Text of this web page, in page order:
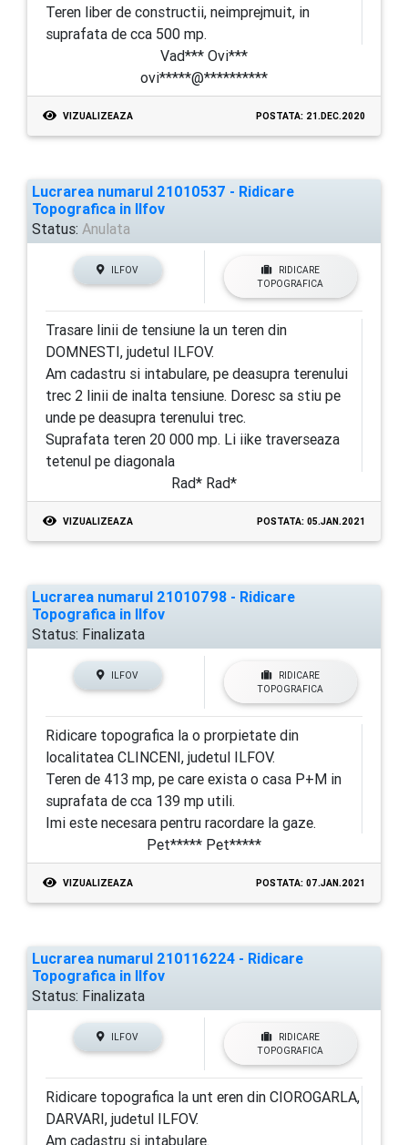
Teren liber de constructii, neimprejmuit, in
suprafata de cca 500 mp.
Vad*** Ovi***
ovi*****@**********
VIZUALIZEAZA POSTATA: 21.DEC.2020
Lucrarea numarul 21010537 - Ridicare
Topografica in Ilfov
Status: Anulata
ILFOV
RIDICARE
TOPOGRAFICA
Trasare linii de tensiune la un teren din
DOMNESTI, judetul ILFOV.
Am cadastru si intabulare, pe deasupra terenului
trec 2 linii de inalta tensiune. Doresc sa stiu pe
unde pe deasupra terenului trec.
Suprafata teren 20 000 mp. Li iike traverseaza
tetenul pe diagonala
Rad* Rad*
VIZUALIZEAZA POSTATA: 05.JAN.2021
Lucrarea numarul 21010798 - Ridicare
Topografica in Ilfov
Status: Finalizata
ILFOV
RIDICARE
TOPOGRAFICA
Ridicare topografica la o prorpietate din
localitatea CLINCENI, judetul ILFOV.
Teren de 413 mp, pe care exista o casa P+M in
suprafata de cca 139 mp utili.
Imi este necesara pentru racordare la gaze.
Pet***** Pet*****
VIZUALIZEAZA POSTATA: 07.JAN.2021
Lucrarea numarul 210116224 - Ridicare
Topografica in Ilfov
Status: Finalizata
ILFOV
RIDICARE
TOPOGRAFICA
Ridicare topografica la unt eren din CIOROGARLA,
DARVARI, judetul ILFOV.
Am cadastru si intabulare.